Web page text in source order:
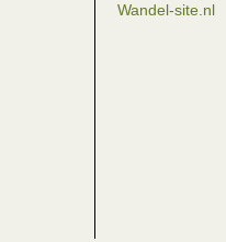
Wandel-site.nl